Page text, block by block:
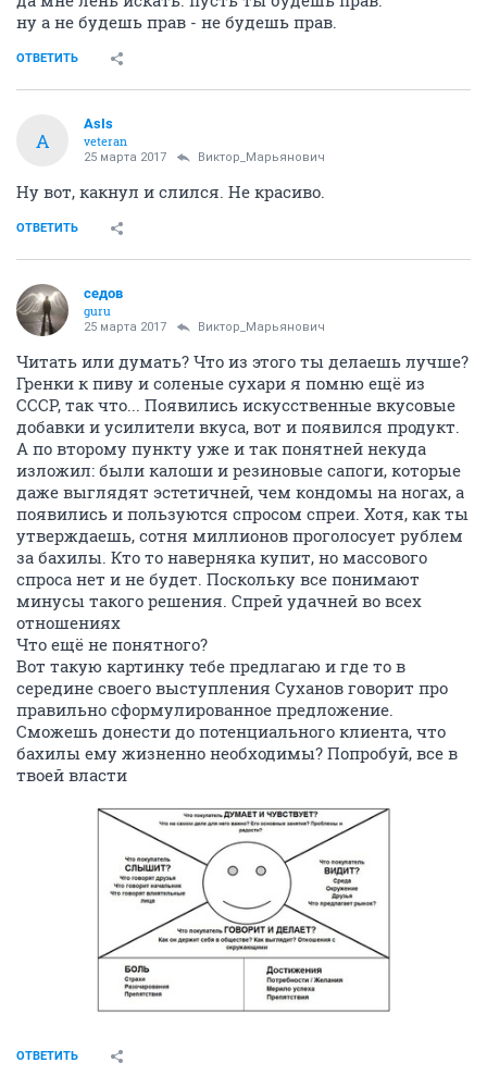
ну а не будешь прав - не будешь прав.
ОТВЕТИТЬ
A
AsIs
veteran
25 марта 2017 Виктор_Марьянович
Ну вот, какнул и слился. Не красиво.
ОТВЕТИТЬ
седов
guru
25 марта 2017 Виктор_Марьянович
Читать или думать? Что из этого ты делаешь лучше?
Гренки к пиву и соленые сухари я помню ещё из
СССР, так что... Появились искусственные вкусовые
добавки и усилители вкуса, вот и появился продукт.
А по второму пункту уже и так понятней некуда
изложил: были калоши и резиновые сапоги, которые
даже выглядят эстетичней, чем кондомы на ногах, а
появились и пользуются спросом спреи. Хотя, как ты
утверждаешь, сотня миллионов проголосует рублем
за бахилы. Кто то наверняка купит, но массового
спроса нет и не будет. Поскольку все понимают
минусы такого решения. Спрей удачней во всех
отношениях
Что ещё не понятного?
Вот такую картинку тебе предлагаю и где то в
середине своего выступления Суханов говорит про
правильно сформулированное предложение.
Сможешь донести до потенциального клиента, что
бахилы ему жизненно необходимы? Попробуй, все в
твоей власти
ОТВЕТИТЬ